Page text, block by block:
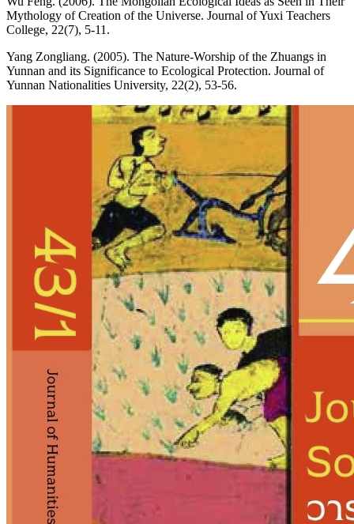
Mythology of Creation of the Universe. Journal of Yuxi Teachers
College, 22(7), 5-11.
Yang Zongliang. (2005). The Nature-Worship of the Zhuangs in
Yunnan and its Significance to Ecological Protection. Journal of
Yunnan Nationalities University, 22(2), 53-56.